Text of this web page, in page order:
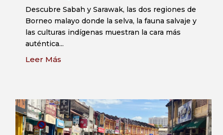
Descubre Sabah y Sarawak, las dos regiones de
Borneo malayo donde la selva, la fauna salvaje y
las culturas indígenas muestran la cara más
auténtica...
Leer Más